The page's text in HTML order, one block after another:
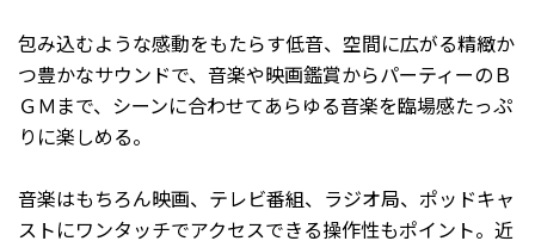
包み込むような感動をもたらす低音、空間に広がる精緻か
つ豊かなサウンドで、音楽や映画鑑賞からパーティーのＢ
ＧＭまで、シーンに合わせてあらゆる音楽を臨場感たっぷ
りに楽しめる。
音楽はもちろん映画、テレビ番組、ラジオ局、ポッドキャ
ストにワンタッチでアクセスできる操作性もポイント。近